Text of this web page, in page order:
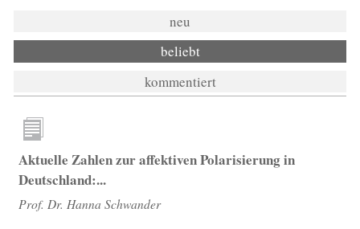
neu
beliebt
kommentiert
Aktuelle Zahlen zur affektiven Polarisierung in
Deutschland:...
Prof. Dr. Hanna Schwander